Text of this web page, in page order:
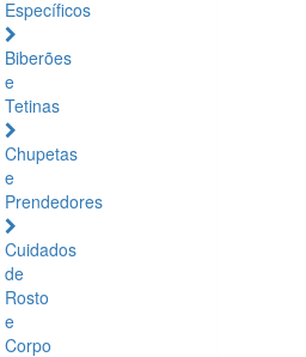
Específicos
Biberões
e
Tetinas
Chupetas
e
Prendedores
Cuidados
de
Rosto
e
Corpo